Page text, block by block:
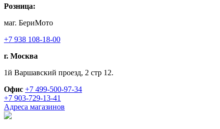
Розница:
маг. БериМото
+7 938 108-18-00
г. Москва
1й Варшавский проезд, 2 стр 12.
Офис +7 499-500-97-34
+7 903-729-13-41
Адреса магазинов